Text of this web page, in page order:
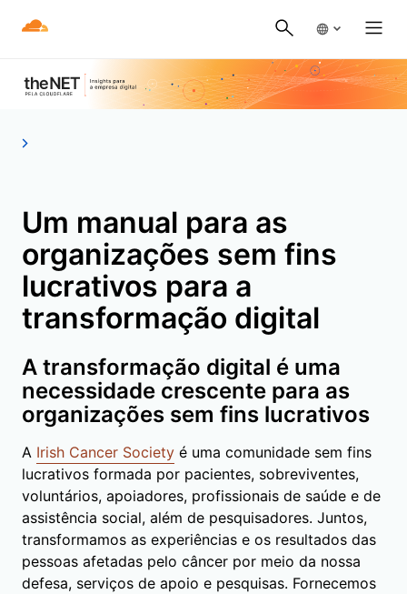
Um manual para as
organizações sem fins
lucrativos para a
transformação digital
A transformação digital é uma
necessidade crescente para as
organizações sem fins lucrativos
A Irish Cancer Society é uma comunidade sem fins
lucrativos formada por pacientes, sobreviventes,
voluntários, apoiadores, profissionais de saúde e de
assistência social, além de pesquisadores. Juntos,
transformamos as experiências e os resultados das
pessoas afetadas pelo câncer por meio da nossa
defesa, serviços de apoio e pesquisas. Fornecemos